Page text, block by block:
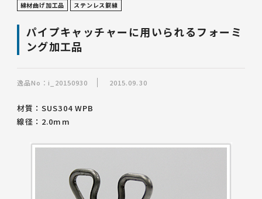
線材曲げ加工品 ステンレス鋼線
パイプキャッチャーに用いられるフォーミ
ング加工品
逸品No：i_20150930 2015.09.30
材質：SUS304 WPB
線径：2.0mm